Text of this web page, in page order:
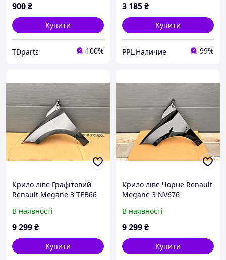
900₴
Купити
TDparts 100%
3 185₴
Купити
PPL.Наличие 99%
Крило ліве Графітовий
Renault Megane 3 TEB66
В наявності
9 299₴
Купити
Крило ліве Чорне Renault
Megane 3 NV676
В наявності
9 299₴
Купити